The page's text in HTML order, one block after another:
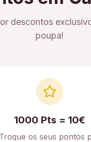
descontos
poupa!
1000 Pts = 10€
Troque os seus pontos